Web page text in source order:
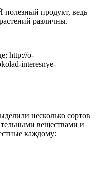
полезный продукт, ведь
различны.
http://o-
interesnye-
несколько сортов
веществами и
каждому: